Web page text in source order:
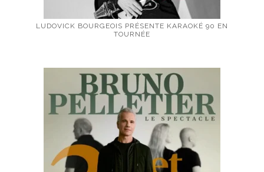
LUDOVICK BOURGEOIS PRÉSENTE KARAOKÉ 90 EN
TOURNÉE